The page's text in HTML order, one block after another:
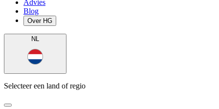
Advies
Blog
Over HG
NL
Selecteer een land of regio